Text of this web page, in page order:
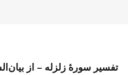
تفسیر سورهٔ زلزله – از